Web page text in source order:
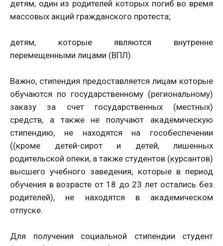
детям, один из родителей которых погиб во время
массовых акций гражданского протеста;
детям, которые являются внутренне
перемещенными лицами (ВПЛ).
Важно, стипендия предоставляется лицам которые
обучаются по государственному (региональному)
заказу за счет государственных (местных)
средств, а также не получают академическую
стипендию, не находятся на гособеспечении
((кроме детей-сирот и детей, лишенных
родительской опеки, а также студентов (курсантов)
высшего учебного заведения, которые в период
обучения в возрасте от 18 до 23 лет остались без
родителей), не находятся в академическом
отпуске.
Для получения социальной стипендии студент